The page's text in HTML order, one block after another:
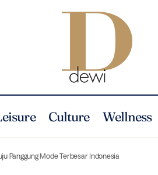
Culture Wellness
Panggung Mode Terbesar Indonesia